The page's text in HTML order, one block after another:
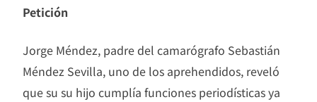
Petición
Jorge Méndez, padre del camarógrafo Sebastián
Méndez Sevilla, uno de los aprehendidos, reveló
que su su hijo cumplía funciones periodísticas ya